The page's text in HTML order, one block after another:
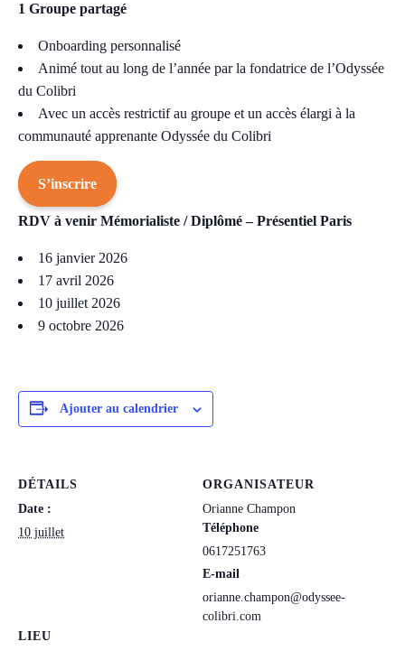
1 Groupe partagé
Onboarding personnalisé
Animé tout au long de l’année par la fondatrice de l’Odyssée
du Colibri
Avec un accès restrictif au groupe et un accès élargi à la
communauté apprenante Odyssée du Colibri
S’inscrire
RDV à venir Mémorialiste / Diplômé –Présentiel Paris
16 janvier 2026
17 avril 2026
10 juillet 2026
9 octobre 2026
Ajouter au calendrier
DÉTAILS
Date :
10 juillet
LIEU
ORGANISATEUR
Orianne Champon
Téléphone
0617251763
E-mail
orianne.champon@odyssee-
colibri.com